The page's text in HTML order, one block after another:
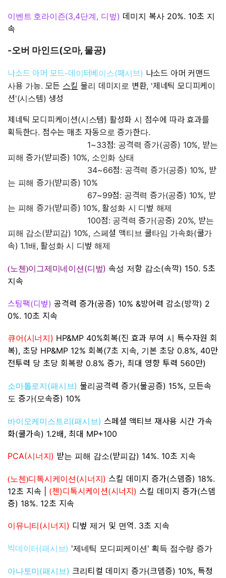
이벤트 호라이즌(3,4단계 , 디벞) 데미지 복사 20%. 10초 지
속
-오버 마인드(오마, 물공)
나소드 아머 모드-데이터베이스(패시브) 나소드 아머 커맨드
사용 가능. 모든 스킬 물리 데미지로 변환, '제네틱 모디피케이
션'(시스템) 생성
제네틱 모디피케이션(시스템) 활성화 시 점수에 따라 효과를
획득한다. 점수는 매초 자동으로 증가한다.
1~33점: 공격력 증가(공증) 10%, 받는
피해 증가(받피증) 10%, 소인화 상태
34~66점: 공격력 증가(공증) 10%, 받
는 피해 증가(받피증) 10%
67~99점: 공격력 증가(공증) 10%, 받
는 피해 증가(받피증) 10%, 활성화 시 디벞 해제
100점: 공격력 증가(공증) 20%, 받는
피해 감소(받피감) 10%, 스페셜 액티브 쿨타임 가속화(쿨가
속) 1.1배, 활성화 시 디벞 해제
(노첸)이그제미네이션 (디벞) 속성 저항 감소(속깍) 150. 5초
지속
스팀팩(디벞) 공격력 증가(공증) 10% &방어력 감소(방깍) 2
0%. 10초 지속
큐어 (시너지 ) HP&MP 40%회복(진 효과 부여 시 특수자원 회
복), 초당 HP&MP 12% 회복(7초 지속, 기본 초당 0.8%, 40만
전투력 당 초당 회복량 0.8% 증가, 최대 영향 투력 560만)
소마톨로지 (패시브) 물리공격력 증가(물공증) 15%, 모든속
도 증가(모속증) 10%
바이오케미스트리 (패시브 ) 스페셜 액티브 재사용 시간 가속
화(쿨가속) 1.2배, 최대 MP+100
PCA(시너지 ) 받는 피해 감소(받피감) 14%. 10초 지속
(노첸)디톡시케이션 (시너지 )스킬 데미지 증가(스뎀증) 18%.
12초 지속 | (첸)디톡시케이션(시너지) 스킬 데미지 증가(스뎀
증) 18%. 12초 지속
이뮤니티 (시너지 ) 디벞 제거 및 면역. 3초 지속
빅데이터(패시브) '제네틱 모디피케이션' 획득 점수량 증가
아나토미 (패시브 ) 크리티컬 데미지 증가(크뎀증) 10%, 특정